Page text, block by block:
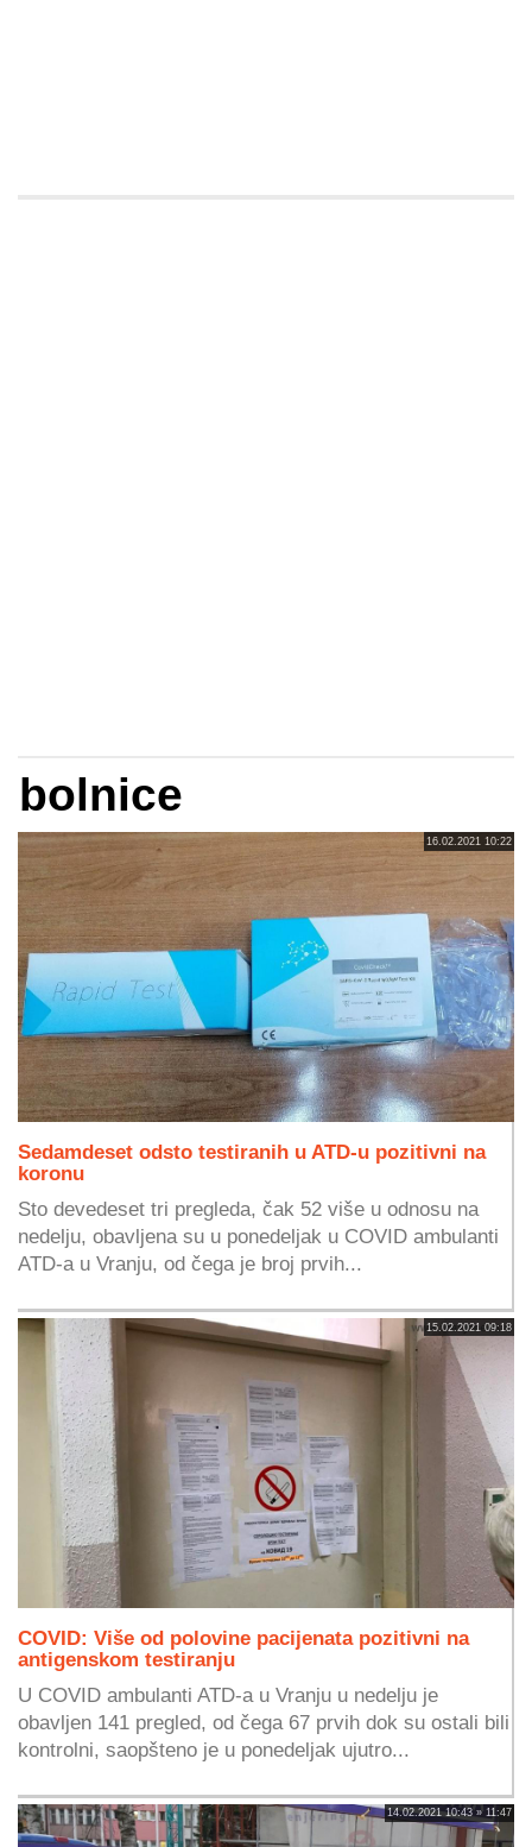
bolnice
16.02.2021 10:22
Sedamdeset odsto testiranih u ATD-u pozitivni na
koronu
Sto devedeset tri pregleda, čak 52 više u odnosu na
nedelju, obavljena su u ponedeljak u COVID ambulanti
ATD-a u Vranju, od čega je broj prvih...
15.02.2021 09:18
COVID: Više od polovine pacijenata pozitivni na
antigenskom testiranju
U COVID ambulanti ATD-a u Vranju u nedelju je
obavljen 141 pregled, od čega 67 prvih dok su ostali bili
kontrolni, saopšteno je u ponedeljak ujutro...
14.02.2021 10:43 » 11:47